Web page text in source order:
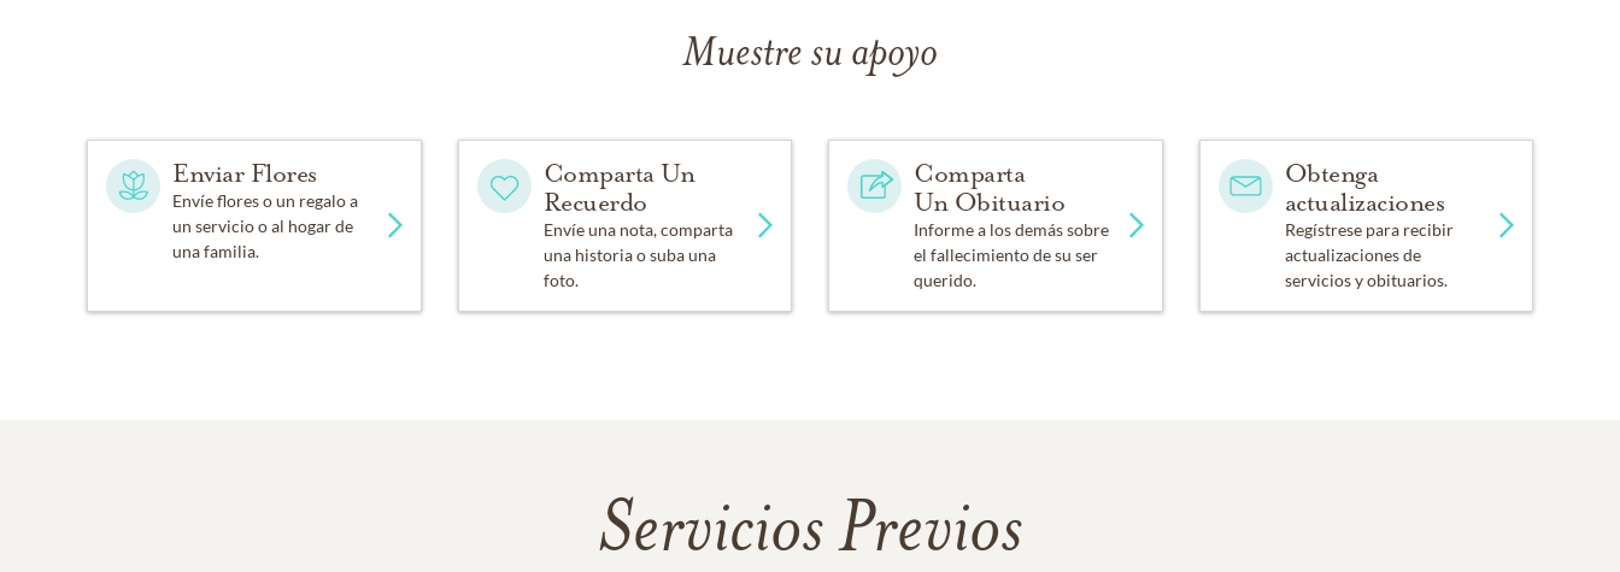
Muestre su apoyo
Enviar Flores
Envíe flores o un regalo a
un servicio o al hogar de
una familia.
Comparta Un
Recuerdo
Envíe una nota, comparta
una historia o suba una
foto.
Comparta
Un Obituario
Informe a los demás sobre
el fallecimiento de su ser
querido.
Obtenga
actualizaciones
Regístrese para recibir
actualizaciones de
servicios y obituarios.
Servicios Previos